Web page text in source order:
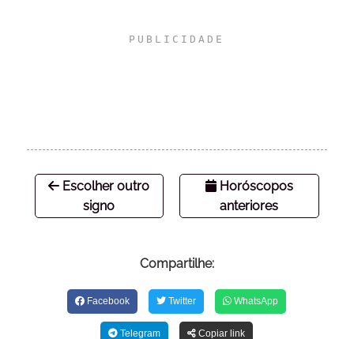
Escolher outro
signo
Horóscopos
anteriores
Compartilhe:
Facebook Twitter WhatsApp
Telegram Copiar link